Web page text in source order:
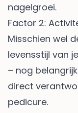
nagelgroei.
Factor 2:
Misschien wel
levensstijl van
– nog
direct
pedicure.